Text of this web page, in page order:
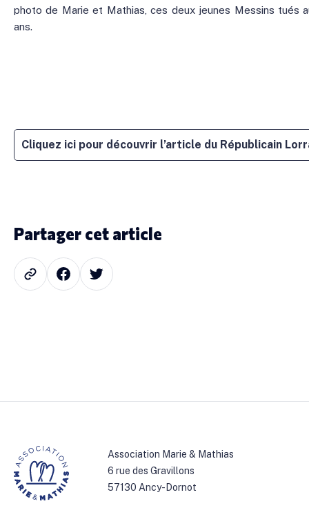
photo de Marie et Mathias, ces deux jeunes Messins tués
ans.
Cliquez ici pour découvrir l’article du Républicain
Partager cet article
Association Marie & Mathias
6 rue des Gravillons
57130 Ancy-Dornot